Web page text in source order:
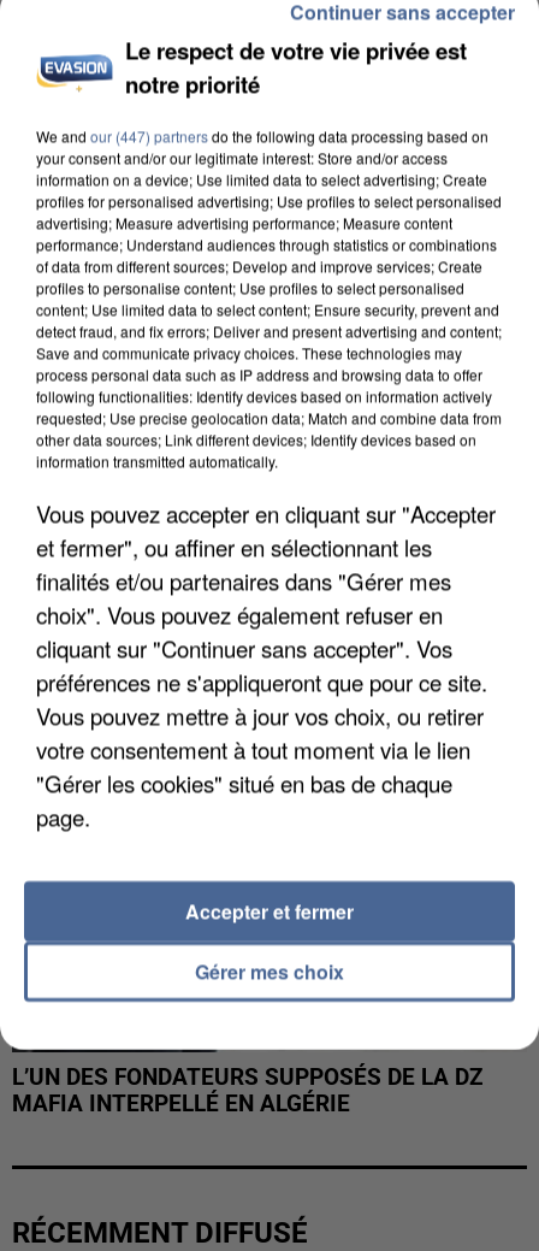
INCENDIES : L’ÎLE-DE-FRANCE LANCE UN ÉLAN
DE SOLIDARITÉ AVEC LES...
APRÈS TOUTES CES CANICULES, LES REFUGES
DE FAUNE SAUVAGE SONT...
L’UN DES FONDATEURS SUPPOSÉS DE LA DZ
MAFIA INTERPELLÉ EN ALGÉRIE
RÉCEMMENT DIFFUSÉ
Le respect de votre vie privée est
notre priorité
We and our (447) partnersdo the following data processing based on
your consent and/or our legitimate interest: Store and/or access
information on a device; Use limited data to select advertising; Create
profiles for personalised advertising; Use profiles to select personalised
advertising; Measure advertising performance; Measure content
performance; Understand audiences through statistics or combinations
of data from different sources; Develop and improve services; Create
profiles to personalise content; Use profiles to select personalised
content; Use limited data to select content; Ensure security, prevent and
detect fraud, and fix errors; Deliver and present advertising and content;
Save and communicate privacy choices. These technologies may
process personal data such as IP address and browsing data to offer
following functionalities: Identify devices based on information actively
requested; Use precise geolocation data; Match and combine data from
other data sources; Link different devices; Identify devices based on
information transmitted automatically.
Vous pouvez accepter en cliquant sur "Accepter
et fermer", ou affiner en sélectionnant les
finalités et/ou partenaires dans "Gérer mes
choix". Vous pouvez également refuser en
cliquant sur "Continuer sans accepter". Vos
préférences ne s'appliqueront que pour ce site.
Vous pouvez mettre à jour vos choix, ou retirer
votre consentement à tout moment via le lien
"Gérer les cookies" situé en bas de chaque
page.
Gérer mes choix
Accepter et fermer
Continuer sans accepter